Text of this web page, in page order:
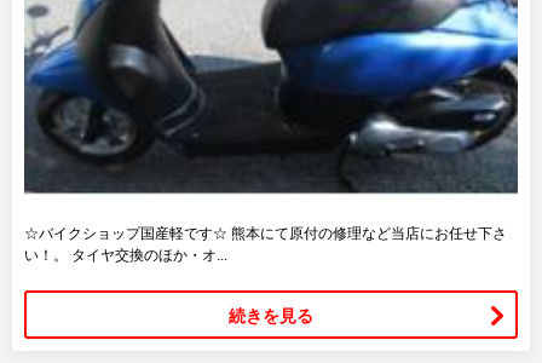
☆バイクショップ国産軽です☆ 熊本にて原付の修理など当店にお任せ下さ
い！。 タイヤ交換のほか・オ...
続きを見る